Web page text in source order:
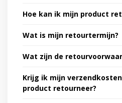
Hoe kan ik mijn product
Wat is mijn retourtermijn?
Wat zijn de
Krijg ik mijn
product retourneer?